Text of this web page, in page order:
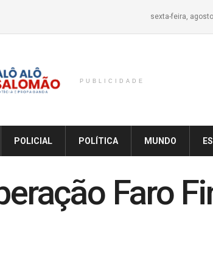
sexta-feira,
PUBLICIDADE
POLICIAL POLÍTICA MUNDO
Faro